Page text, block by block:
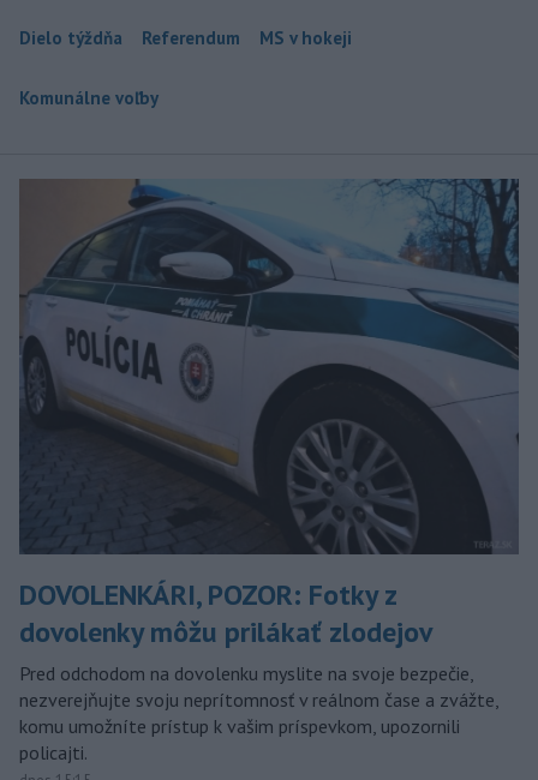
Dielo týždňa Referendum MS v hokeji
Komunálne voľby
DOVOLENKÁRI, POZOR: Fotky z
dovolenky môžu prilákať zlodejov
Pred odchodom na dovolenku myslite na svoje bezpečie,
nezverejňujte svoju neprítomnosť v reálnom čase a zvážte,
komu umožníte prístup k vašim príspevkom, upozornili
policajti.